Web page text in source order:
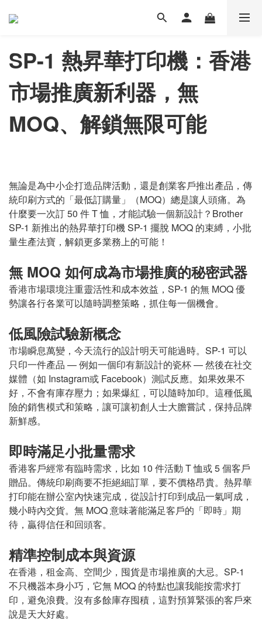
SP-1 熱昇華打印機：香港
市場推廣新利器，無
MOQ、解鎖無限可能
無論是為中小企打造品牌活動，還是創業客戶推出產品，傳
統印刷方式的「最低訂購量」（MOQ）總是讓人頭痛。為
什麼要一次訂 50 件 T 恤，才能試驗一個新設計？Brother
SP-1 新推出的熱昇華打印機 SP-1 擺脫 MOQ 的束縛，小批
量生產法寶，解鎖更多業務上的可能！
無 MOQ 如何成為市場推廣的秘密武器
香港市場環境注重靈活性和成本效益，SP-1 的無 MOQ 優
勢讓各行各業可以隨時調整策略，抓住每一個機會。
低風險試驗新概念
市場瞬息萬變，今天流行的設計明天可能過時。SP-1 可以
只印一件產品 — 例如一個印有新設計的瓷杯 — 然後在社交
媒體（如 Instagram或 Facebook）測試反應。如果效果不
好，不會有庫存壓力；如果爆紅，可以隨時加印。這種低風
險的銷售模式和策略，讓可讓初創人士大膽嘗試，保持品牌
新鮮感。
即時滿足小批量需求
香港客戶經常有臨時需求，比如 10 件活動 T 恤或 5 個客戶
贈品。傳統印刷商要不拒絕細訂單，要不價格昂貴。熱昇華
打印能在辦公室內快速完成，從設計打印到成品一氣呵成，
幾小時內交貨。無 MOQ 意味著能滿足客戶的「即時」期
待，贏得信任和回頭客。
精準控制成本與資源
在香港，租金高、空間少，囤貨是市場推廣的大忌。SP-1
不只機器本身小巧，它無 MOQ 的特點也讓我能按需求打
印，避免浪費。沒有多餘庫存囤積，這對預算緊張的客戶來
說是天大好處。